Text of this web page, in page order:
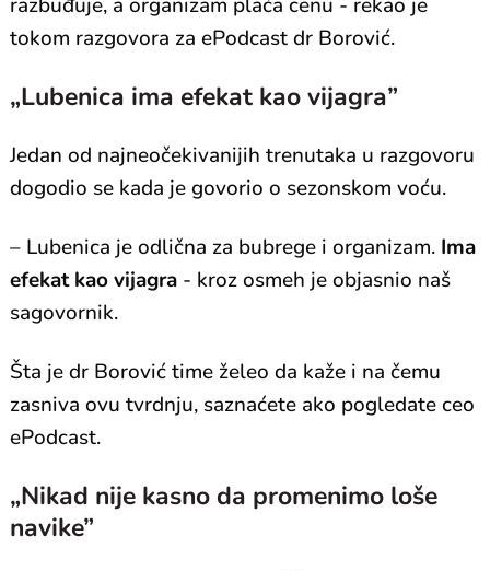
tokom razgovora za ePodcast dr Borović.
„Lubenica ima efekat kao vijagra”
Jedan od najneočekivanijih trenutaka u razgovoru
dogodio se kada je govorio o sezonskom voću.
– Lubenica je odlična za bubrege i organizam. Ima
efekat kao vijagra - kroz osmeh je objasnio naš
sagovornik.
Šta je dr Borović time želeo da kaže i na čemu
zasniva ovu tvrdnju, saznaćete ako pogledate ceo
ePodcast.
„Nikad nije kasno da promenimo loše
navike”